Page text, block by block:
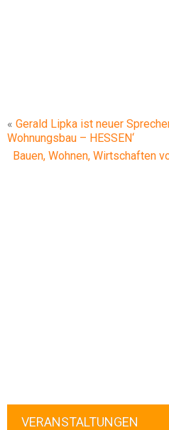
« Gerald Lipka ist neuer
Wohnungsbau – HESSEN‘
Bauen, Wohnen, Wirtschaften
VERANSTALTUNGEN